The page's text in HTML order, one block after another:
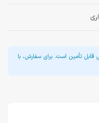
تأمین است. برای سفارش، با